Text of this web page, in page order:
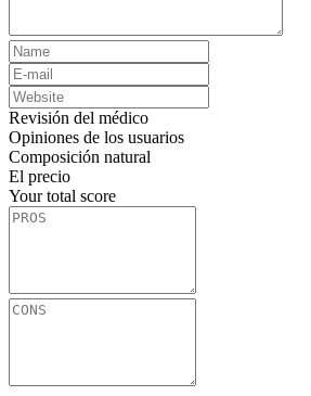
Revisión del médico
Opiniones de los usuarios
Composición natural
El precio
Your total score